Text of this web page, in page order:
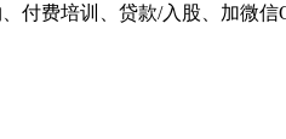
付费培训、贷款/入股、加微